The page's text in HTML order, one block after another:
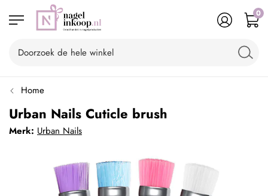
0
Home
Urban Nails Cuticle brush
Merk: Urban Nails